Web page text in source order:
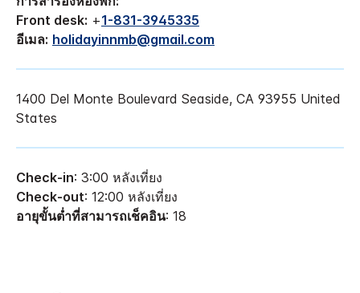
Front desk: +1-831-3945335
อีเมล: holidayinnmb@gmail.com
1400 Del Monte Boulevard Seaside, CA 93955 United
States
Check-in: 3:00 หลังเที่ยง
Check-out: 12:00 หลังเที่ยง
อายุขั้นต่ำที่สามารถเช็คอิน: 18